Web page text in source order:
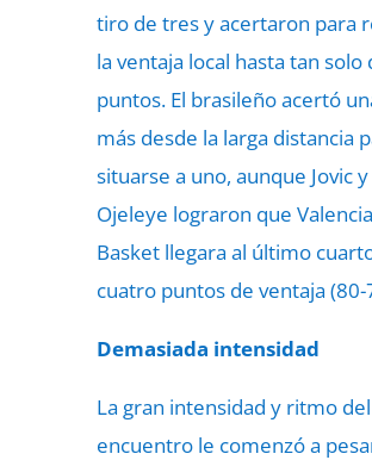
tiro de tres y acertaron para
la ventaja local hasta tan solo
puntos. El brasileño acertó
más desde la larga distancia
situarse a uno, aunque Jovic y
Ojeleye lograron que Valencia
Basket llegara al último
cuatro puntos de ventaja (80-
Demasiada intensidad
La gran intensidad y ritmo del
encuentro le comenzó a